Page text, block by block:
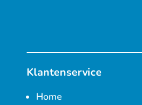
Klantenservice
Home